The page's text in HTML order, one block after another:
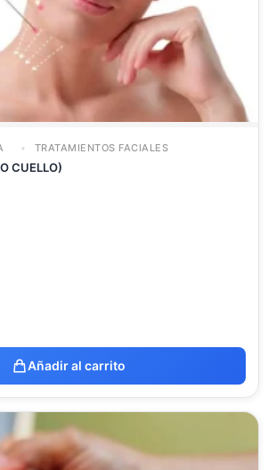
TRATAMIENTOS FACIALES
CUELLO)
Añadir al carrito